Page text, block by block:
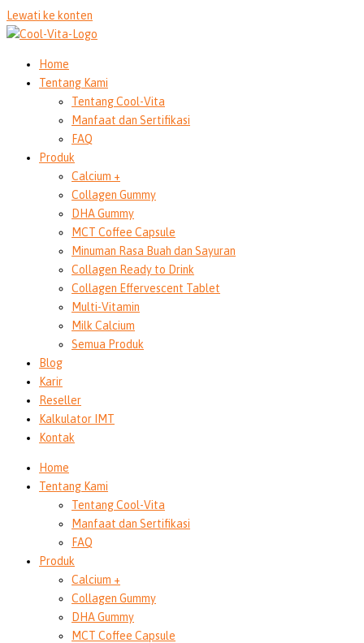
Lewati ke konten
Home
Tentang Kami
Tentang Cool-Vita
Manfaat dan Sertifikasi
FAQ
Produk
Calcium +
Collagen Gummy
DHA Gummy
MCT Coffee Capsule
Minuman Rasa Buah dan Sayuran
Collagen Ready to Drink
Collagen Effervescent Tablet
Multi-Vitamin
Milk Calcium
Semua Produk
Blog
Karir
Reseller
Kalkulator IMT
Kontak
Home
Tentang Kami
Tentang Cool-Vita
Manfaat dan Sertifikasi
FAQ
Produk
Calcium +
Collagen Gummy
DHA Gummy
MCT Coffee Capsule